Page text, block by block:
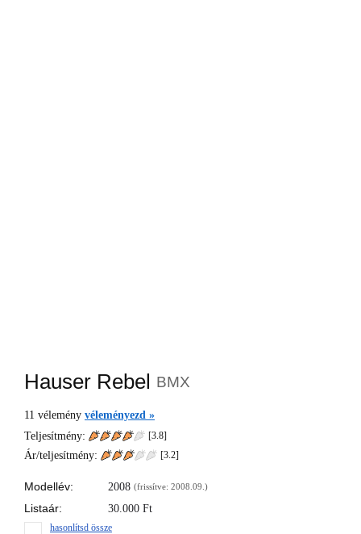
Hauser Rebel BMX
11 vélemény véleményezd »
Teljesítmény:
[3.8]
Ár/teljesítmény: [3.2]
Modellév: 2008 (frissítve: 2008.09.)
Listaár: 30.000 Ft
hasonlítsd össze